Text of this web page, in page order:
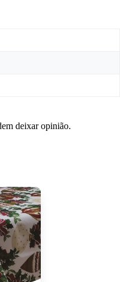
deixar opinião.